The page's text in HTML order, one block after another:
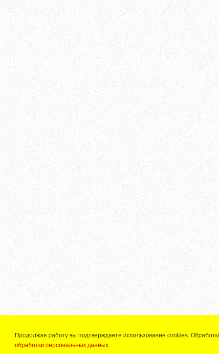
Продолжая работу вы подтверждаете использование сооkiеѕ.
обработки персональных данных.